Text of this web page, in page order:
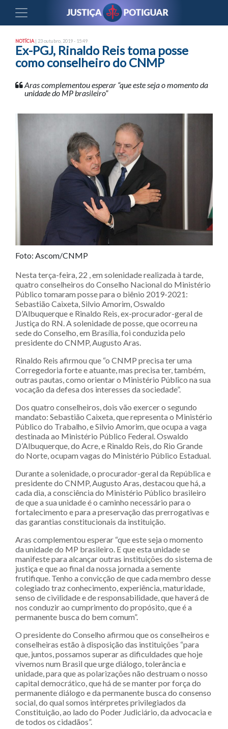
NOTÍCIA | 23 outubro, 2019 - 15:49
Ex-PGJ, Rinaldo Reis toma posse
como conselheiro do CNMP
Aras complementou esperar “que este seja o momento da
unidade do MP brasileiro”
Foto: Ascom/CNMP
Nesta terça-feira, 22 , em solenidade realizada à tarde,
quatro conselheiros do Conselho Nacional do Ministério
Público tomaram posse para o biênio 2019-2021:
Sebastião Caixeta, Silvio Amorim, Oswaldo
D’Albuquerque e Rinaldo Reis, ex-procurador-geral de
Justiça do RN. A solenidade de posse, que ocorreu na
sede do Conselho, em Brasília, foi conduzida pelo
presidente do CNMP, Augusto Aras.
Rinaldo Reis afirmou que “o CNMP precisa ter uma
Corregedoria forte e atuante, mas precisa ter, também,
outras pautas, como orientar o Ministério Público na sua
vocação da defesa dos interesses da sociedade”.
Dos quatro conselheiros, dois vão exercer o segundo
mandato: Sebastião Caixeta, que representa o Ministério
Público do Trabalho, e Silvio Amorim, que ocupa a vaga
destinada ao Ministério Público Federal. Oswaldo
D’Albuquerque, do Acre, e Rinaldo Reis, do Rio Grande
do Norte, ocupam vagas do Ministério Público Estadual.
Durante a solenidade, o procurador-geral da República e
presidente do CNMP, Augusto Aras, destacou que há, a
cada dia, a consciência do Ministério Público brasileiro
de que a sua unidade é o caminho necessário para o
fortalecimento e para a preservação das prerrogativas e
das garantias constitucionais da instituição.
Aras complementou esperar “que este seja o momento
da unidade do MP brasileiro. E que esta unidade se
manifeste para alcançar outras instituições do sistema de
justiça e que ao final da nossa jornada a semente
frutifique. Tenho a convicção de que cada membro desse
colegiado traz conhecimento, experiência, maturidade,
senso de civilidade e de responsabilidade, que haverá de
nos conduzir ao cumprimento do propósito, que é a
permanente busca do bem comum”.
O presidente do Conselho afirmou que os conselheiros e
conselheiras estão à disposição das instituições “para
que, juntos, possamos superar as dificuldades que hoje
vivemos num Brasil que urge diálogo, tolerância e
unidade, para que as polarizações não destruam o nosso
capital democrático, que há de se manter por força do
permanente diálogo e da permanente busca do consenso
social, do qual somos intérpretes privilegiados da
Constituição, ao lado do Poder Judiciário, da advocacia e
de todos os cidadãos”.